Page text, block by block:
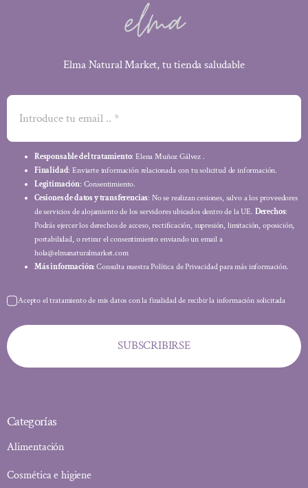
Elma Natural Market, tu tienda saludable
Responsable del tratamiento: Elena Muñoz Gálvez .
Finalidad: Enviarte información relacionada con tu solicitud de información.
Legitimación: Consentimiento.
Cesiones de datos y transferencias: No se realizan cesiones, salvo a los proveedores
de servicios de alojamiento de los servidores ubicados dentro de la UE. Derechos:
Podrás ejercer los derechos de acceso, rectificación, supresión, limitación, oposición,
portabilidad, o retirar el consentimiento enviando un email a
hola@elmanaturalmarket.com
Más información: Consulta nuestra Política de Privacidad para más información.
Acepto el tratamiento de mis datos con la finalidad de recibir la información solicitada
SUBSCRIBIRSE
Categorías
Alimentación
Cosmética e higiene